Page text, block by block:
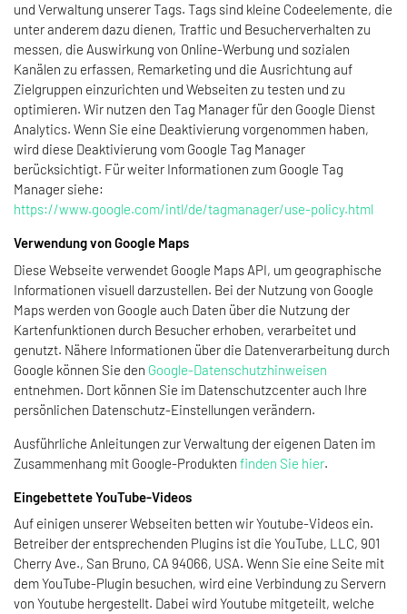
und Verwaltung unserer Tags. Tags sind kleine Codeelemente, die
unter anderem dazu dienen, Traffic und Besucherverhalten zu
messen, die Auswirkung von Online-Werbung und sozialen
Kanälen zu erfassen, Remarketing und die Ausrichtung auf
Zielgruppen einzurichten und Webseiten zu testen und zu
optimieren. Wir nutzen den Tag Manager für den Google Dienst
Analytics. Wenn Sie eine Deaktivierung vorgenommen haben,
wird diese Deaktivierung vom Google Tag Manager
berücksichtigt. Für weiter Informationen zum Google Tag
Manager siehe:
https://www.google.com/intl/de/tagmanager/use-policy.html
Verwendung von Google Maps
Diese Webseite verwendet Google Maps API, um geographische
Informationen visuell darzustellen. Bei der Nutzung von Google
Maps werden von Google auch Daten über die Nutzung der
Kartenfunktionen durch Besucher erhoben, verarbeitet und
genutzt. Nähere Informationen über die Datenverarbeitung durch
Google können Sie den Google-Datenschutzhinweisen
entnehmen. Dort können Sie im Datenschutzcenter auch Ihre
persönlichen Datenschutz-Einstellungen verändern.
Ausführliche Anleitungen zur Verwaltung der eigenen Daten im
Zusammenhang mit Google-Produkten finden Sie hier.
Eingebettete YouTube-Videos
Auf einigen unserer Webseiten betten wir Youtube-Videos ein.
Betreiber der entsprechenden Plugins ist die YouTube, LLC, 901
Cherry Ave., San Bruno, CA 94066, USA. Wenn Sie eine Seite mit
dem YouTube-Plugin besuchen, wird eine Verbindung zu Servern
von Youtube hergestellt. Dabei wird Youtube mitgeteilt, welche